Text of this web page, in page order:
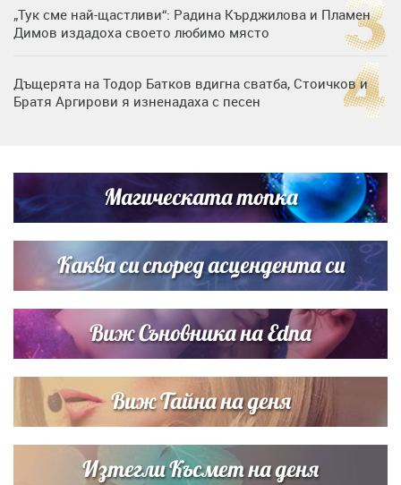
„Тук сме най-щастливи“: Радина Кърджилова и Пламен
Димов издадоха своето любимо място
Дъщерята на Тодор Батков вдигна сватба, Стоичков и
Братя Аргирови я изненадаха с песен
Списъкът е ясен: Джей Ло и Риана във ВИП гостите на
сватбата на Роналдо
Магическата топка
Каква си според асцендента си
Виж Съновника на Edna
Виж Тайна на деня
Изтегли Късмет на деня